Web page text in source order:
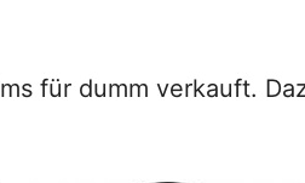
für dumm verkauft.